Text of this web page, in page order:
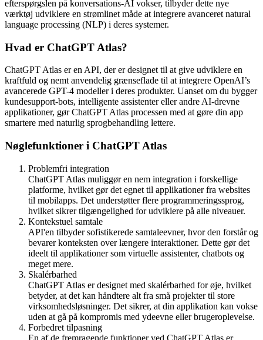
OpenAI har netop præsenteret ChatGPT Atlas, en ny API, der lover
at forbedre udviklingen af AI-drevne applikationer. Efterhånden som
efterspørgslen på konversations-AI vokser, tilbyder dette nye
language processing (NLP) i deres systemer.
Hvad er ChatGPT Atlas?
ChatGPT Atlas er en API, der er designet til at give udviklere en
kraftfuld og nemt anvendelig grænseflade til at integrere OpenAI’s
avancerede GPT-4 modeller i deres produkter. Uanset om du bygger
kundesupport-bots, intelligente assistenter eller andre AI-drevne
smartere med naturlig sprogbehandling lettere.
Nøglefunktioner i ChatGPT Atlas
Problemfri integration
ChatGPT Atlas muliggør en nem integration i forskellige
platforme, hvilket gør det egnet til applikationer fra websites
til mobilapps. Det understøtter flere programmeringssprog,
hvilket sikrer tilgængelighed for udviklere på alle niveauer.
Kontekstuel samtale
API'en tilbyder sofistikerede samtaleevner, hvor den forstår og
bevarer konteksten over længere interaktioner. Dette gør det
ideelt til applikationer som virtuelle assistenter, chatbots og
meget mere.
Skalérbarhed
ChatGPT Atlas er designet med skalérbarhed for øje, hvilket
betyder, at det kan håndtere alt fra små projekter til store
virksomhedsløsninger. Det sikrer, at din applikation kan vokse